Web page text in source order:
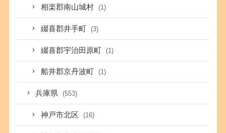
相楽郡南山城村 (1)
綴喜郡井手町 (3)
綴喜郡宇治田原町 (1)
船井郡京丹波町 (1)
兵庫県 (553)
神戸市北区 (16)